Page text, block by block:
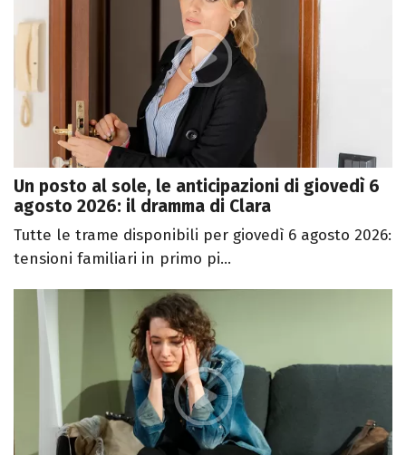
Un posto al sole, le anticipazioni di giovedì 6
agosto 2026: il dramma di Clara
Tutte le trame disponibili per giovedì 6 agosto 2026:
tensioni familiari in primo pi...